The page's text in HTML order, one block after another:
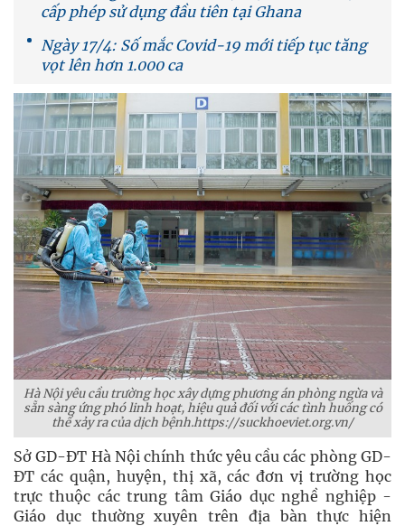
cấp phép sử dụng đầu tiên tại Ghana
Ngày 17/4: Số mắc Covid-19 mới tiếp tục tăng
vọt lên hơn 1.000 ca
Hà Nội yêu cầu trường học xây dựng phương án phòng ngừa và
sẵn sàng ứng phó linh hoạt, hiệu quả đối với các tình huống có
thể xảy ra của dịch bệnh.https://suckhoeviet.org.vn/
Sở GD-ĐT Hà Nội chính thức yêu cầu các phòng GD-
ĐT các quận, huyện, thị xã, các đơn vị trường học
trực thuộc các trung tâm Giáo dục nghề nghiệp -
Giáo dục thường xuyên trên địa bàn thực hiện